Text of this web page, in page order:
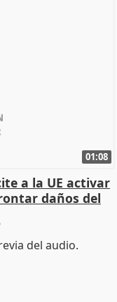
01:08
a la UE activar
daños del